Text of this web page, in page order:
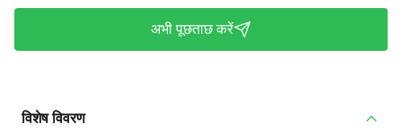
अभी पूछताछ करें
विशेष विवरण